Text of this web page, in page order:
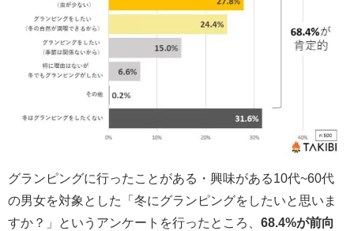
グランピングに行ったことがある・興味がある10代~60代
の男女を対象とした「冬にグランピングをしたいと思いま
すか？」というアンケートを行ったところ、 68.4%が前向